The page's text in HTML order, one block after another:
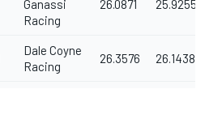
Ganassi
Racing
26.0871 25.9255
Dale Coyne
Racing
26.3576 26.1438